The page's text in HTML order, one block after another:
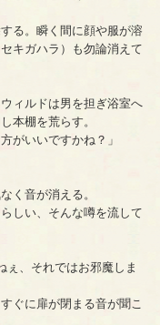
る。瞬く間に顔や服が溶
キガハラ）も勿論消えて
ィルドは男を担ぎ浴室へ
本棚を荒らす。
がいいですかね？」
く音が消える。
しい、そんな噂を流して
、それではお邪魔しま
ぐに扉が閉まる音が聞こ